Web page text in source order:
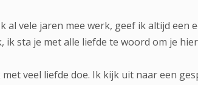
al vele jaren mee werk, geef ik altijd
ik sta je met alle liefde te woord om je
veel liefde doe. Ik kijk uit naar een